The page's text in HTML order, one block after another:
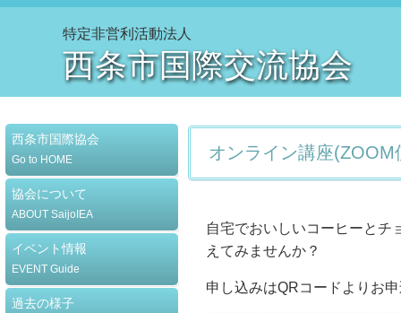
特定非営利活動法人
西条市国際交流協会
西条市国際協会
Go to HOME
協会について
ABOUT SaijoIEA
イベント情報
EVENT Guide
過去の様子
オンライン講座
自宅でおいしいコーヒーとチ
えてみませんか？
申し込みはQRコードよりお